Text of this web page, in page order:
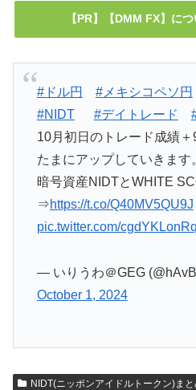
【PR】【DMM FX】に
#ドル円 #メキシコペソ円
#NIDT
#デイトレード
10月初日のトレード成績＋
たまにアップしていきます
暗号資産NIDTとWHITE
⇒https://t.co/Q40MV5QU9J
pic.twitter.com/cgdYKLonRq
— いりうわ＠GEG
October 1, 2024
NIDT(ニッポンアイドルトークン)まと